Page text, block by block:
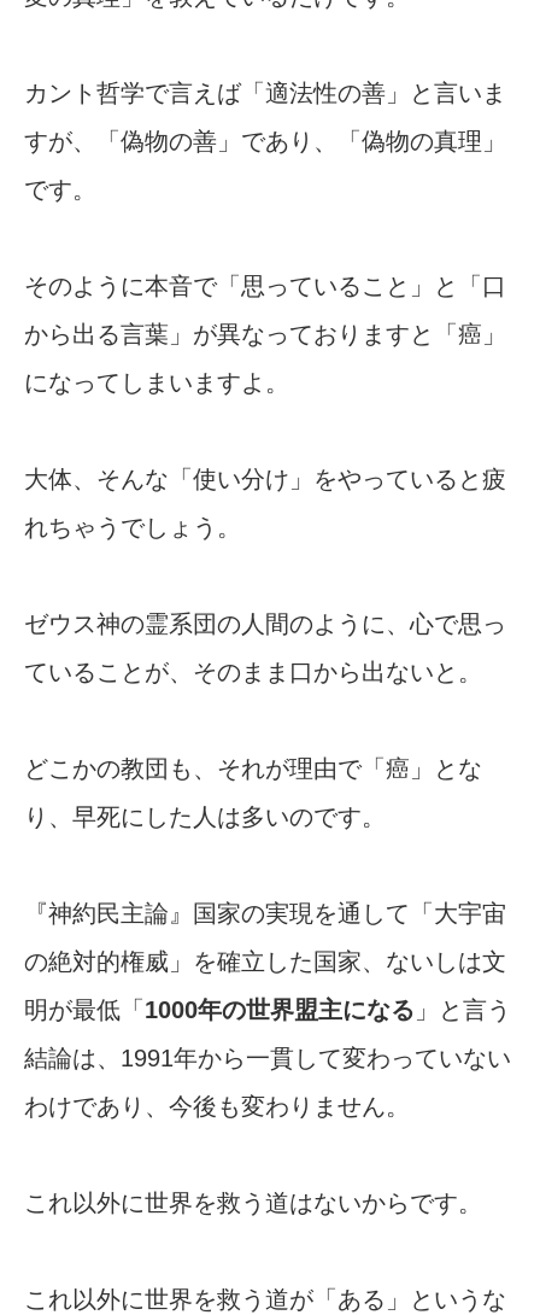
カント哲学で言えば「適法性の善」と言いま
すが、「偽物の善」であり、「偽物の真理」
です。
そのように本音で「思っていること」と「口
から出る言葉」が異なっておりますと「癌」
になってしまいますよ。
大体、そんな「使い分け」をやっていると疲
れちゃうでしょう。
ゼウス神の霊系団の人間のように、心で思っ
ていることが、そのまま口から出ないと。
どこかの教団も、それが理由で「癌」とな
り、早死にした人は多いのです。
『神約民主論』国家の実現を通して「大宇宙
の絶対的権威」を確立した国家、ないしは文
明が最低「 1000年の世界盟主になる 」と言う
結論は、1991年から一貫して変わっていない
わけであり、今後も変わりません。
これ以外に世界を救う道はないからです。
これ以外に世界を救う道が「ある」というな